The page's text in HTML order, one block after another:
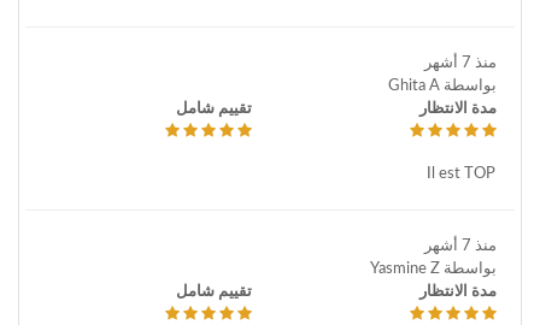
منذ 7 أشهر
بواسطة Ghita A
مدة الانتظار
تقييم شامل
Il est TOP
منذ 7 أشهر
بواسطة Yasmine Z
مدة الانتظار
تقييم شامل